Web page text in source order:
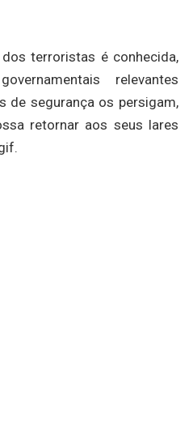
terroristas é conhecida,
relevantes
de segurança os persigam,
retornar aos seus lares